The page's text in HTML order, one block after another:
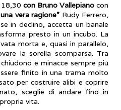
18,30 con Bruno Vallepianocon
vera ragione” Rudy Ferrero,
in declino, accetta un banale
presto in un incubo. La
morta e, quasi in parallelo,
la sorella scomparsa. Tra
e minacce sempre più
finito in una trama molto
per costruire alibi e coprire
sceglie di andare fino in
vita.